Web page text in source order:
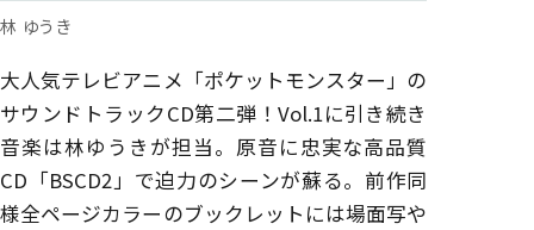
林 ゆうき
大人気テレビアニメ「ポケットモンスター」の
サウンドトラックCD第二弾！Vol.1に引き続き
音楽は林ゆうきが担当。原音に忠実な高品質
CD「BSCD2」で迫力のシーンが蘇る。前作同
様全ページカラーのブックレットには場面写や